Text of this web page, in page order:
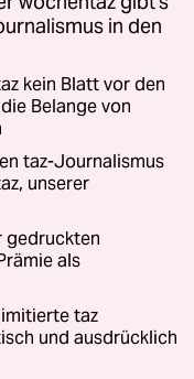
in den
kein Blatt vor den
Belange von
taz-Journalismus
unserer
gedruckten
als
taz
und ausdrücklich